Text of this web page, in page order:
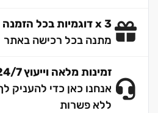
3 x דוגמיות בכל הזמנה
מתנה בכל רכישה באתר
זמינות מלאה וייעוץ 24/7
אנחנו כאן כדי להעניק לך
ללא פשרות